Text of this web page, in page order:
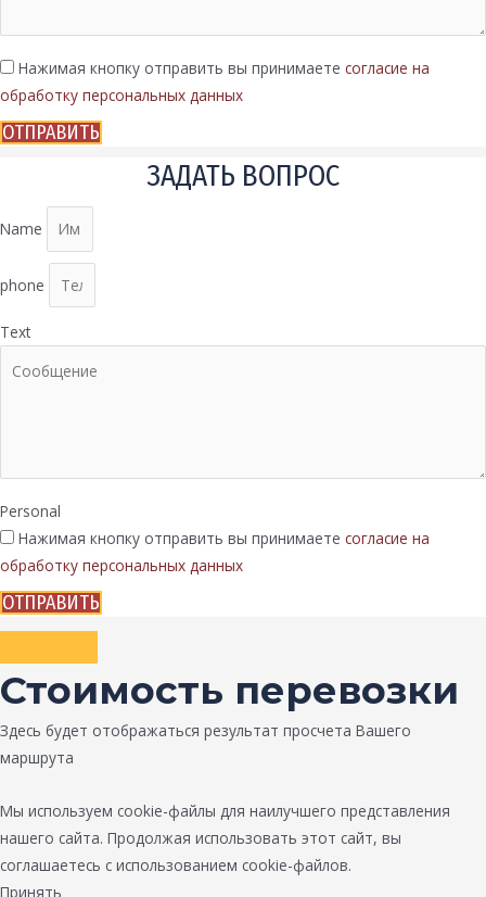
Нажимая кнопку отправить вы принимаете согласие на
обработку персональных данных
ОТПРАВИТЬ
ЗАДАТЬ ВОПРОС
Name
phone
Text
Personal
Нажимая кнопку отправить вы принимаете согласие на
обработку персональных данных
ОТПРАВИТЬ
Стоимость перевозки
Здесь будет отображаться результат просчета Вашего
маршрута
Мы используем cookie-файлы для наилучшего представления
нашего сайта. Продолжая использовать этот сайт, вы
соглашаетесь с использованием cookie-файлов.
Принять